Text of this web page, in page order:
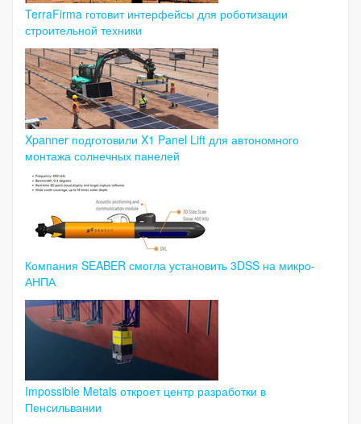
TerraFirma готовит интерфейсы для роботизации
строительной техники
Xpanner подготовили X1 Panel Lift для автономного
монтажа солнечных панелей
Компания SEABER смогла установить 3DSS на микро-
АНПА
Impossible Metals откроет центр разработки в
Пенсильвании